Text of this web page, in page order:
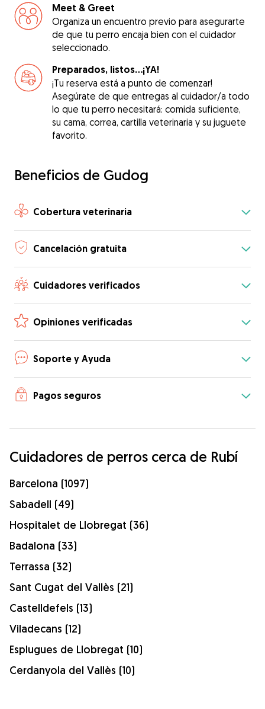
Meet & Greet
Organiza un encuentro previo para asegurarte
de que tu perro encaja bien con el cuidador
seleccionado.
Preparados, listos...¡YA!
¡Tu reserva está a punto de comenzar!
Asegúrate de que entregas al cuidador/a todo
lo que tu perro necesitará: comida suficiente,
su cama, correa, cartilla veterinaria y su juguete
favorito.
Beneficios de Gudog
Cobertura veterinaria
Cancelación gratuita
Cuidadores verificados
Opiniones verificadas
Soporte y Ayuda
Pagos seguros
Cuidadores de perros cerca de Rubí
Barcelona (1097)
Sabadell (49)
Hospitalet de Llobregat (36)
Badalona (33)
Terrassa (32)
Sant Cugat del Vallès (21)
Castelldefels (13)
Viladecans (12)
Esplugues de Llobregat (10)
Cerdanyola del Vallès (10)